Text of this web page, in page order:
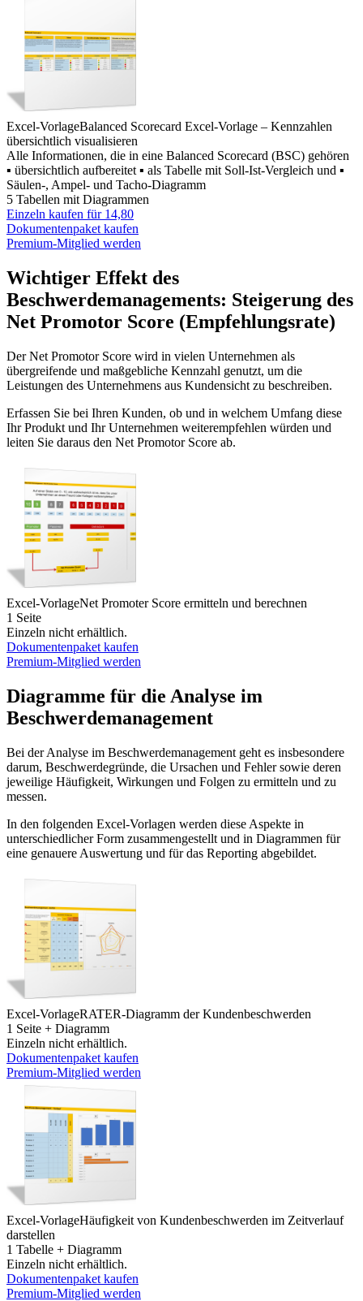
Excel-VorlageBalanced Scorecard Excel-Vorlage – Kennzahlen
übersichtlich visualisieren
Alle Informationen, die in eine Balanced Scorecard (BSC) gehören
▪ übersichtlich aufbereitet ▪ als Tabelle mit Soll-Ist-Vergleich und ▪
Säulen-, Ampel- und Tacho-Diagramm
5 Tabellen mit Diagrammen
Einzeln kaufen für 14,80
Dokumentenpaket kaufen
Premium-Mitglied werden
Wichtiger Effekt des
Beschwerdemanagements: Steigerung des
Net Promotor Score (Empfehlungsrate)
Der Net Promotor Score wird in vielen Unternehmen als
übergreifende und maßgebliche Kennzahl genutzt, um die
Leistungen des Unternehmens aus Kundensicht zu beschreiben.
Erfassen Sie bei Ihren Kunden, ob und in welchem Umfang diese
Ihr Produkt und Ihr Unternehmen weiterempfehlen würden und
leiten Sie daraus den Net Promotor Score ab.
Excel-VorlageNet Promoter Score ermitteln und berechnen
1 Seite
Einzeln nicht erhältlich.
Dokumentenpaket kaufen
Premium-Mitglied werden
Diagramme für die Analyse im
Beschwerdemanagement
Bei der Analyse im Beschwerdemanagement geht es insbesondere
darum, Beschwerdegründe, die Ursachen und Fehler sowie deren
jeweilige Häufigkeit, Wirkungen und Folgen zu ermitteln und zu
messen.
In den folgenden Excel-Vorlagen werden diese Aspekte in
unterschiedlicher Form zusammengestellt und in Diagrammen für
eine genauere Auswertung und für das Reporting abgebildet.
Excel-VorlageRATER-Diagramm der Kundenbeschwerden
1 Seite + Diagramm
Einzeln nicht erhältlich.
Dokumentenpaket kaufen
Premium-Mitglied werden
Excel-VorlageHäufigkeit von Kundenbeschwerden im Zeitverlauf
darstellen
1 Tabelle + Diagramm
Einzeln nicht erhältlich.
Dokumentenpaket kaufen
Premium-Mitglied werden